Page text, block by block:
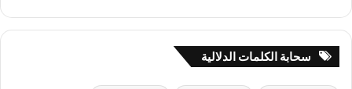
كان عطل او حادثونش انقاذسيارات الرواد نحنأسرع ونش انقاذ
مما يجعل خدمةانقاذ السياراتسهل على عملائنا. سحابة الكلمات الدلالية